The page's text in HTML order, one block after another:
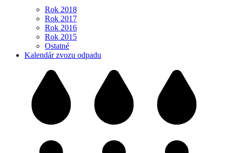
Rok 2018
Rok 2017
Rok 2016
Rok 2015
Ostatné
Kalendár zvozu odpadu